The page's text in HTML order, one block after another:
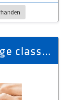
Wellness - Paket - Massage classic + Aromaöl Massage